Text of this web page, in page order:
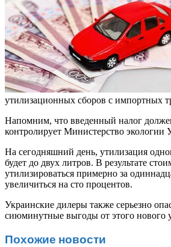
утилизационных сборов с импортных
Напомним, что введенный налог
контролирует Министерство экологии
На сегодняшний день, утилизация
будет до двух литров. В результате
утилизироваться примерно за
увеличиться на сто процентов.
Украинские дилеры также серьезно
сиюминутные выгоды от этого нового
Похожие новости